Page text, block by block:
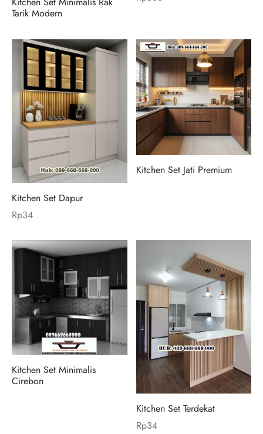
Tarik Modern
Kitchen Set Dapur
Rp34
Kitchen Set Jati Premium
Kitchen Set Minimalis
Cirebon
Kitchen Set Terdekat
Rp34